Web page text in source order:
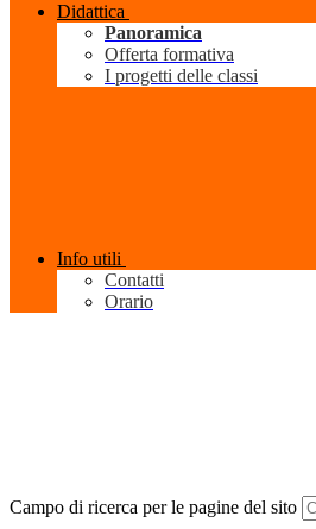
Didattica
Panoramica
Offerta formativa
I progetti delle classi
Info utili
Contatti
Orario
Campo di ricerca per le pagine del sito